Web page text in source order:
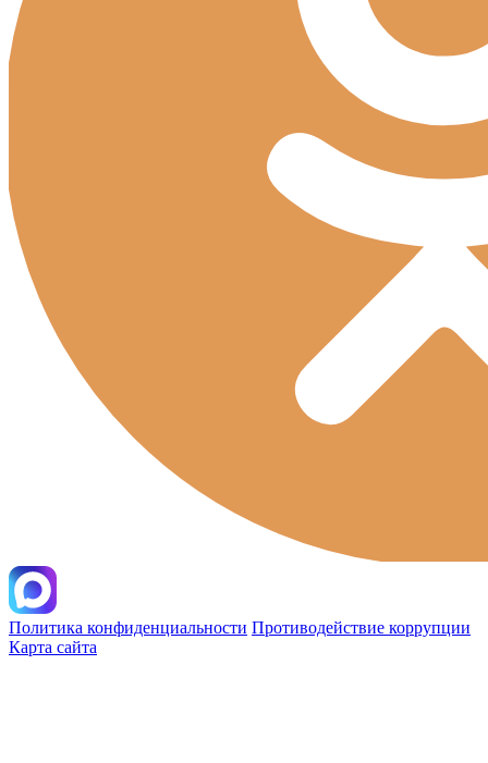
Политика конфиденциальности Противодействие коррупции
Карта сайта